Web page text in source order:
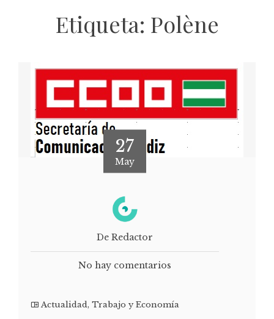
Etiqueta: Polène
27
May
De Redactor
No hay comentarios
Actualidad, Trabajo y Economía